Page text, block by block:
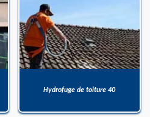
Hydrofuge de toiture 40